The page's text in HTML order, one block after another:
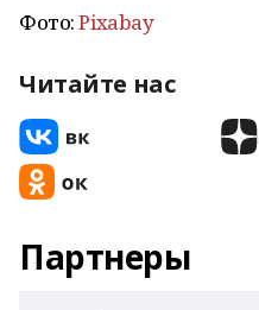
Фото:Рixabay
Читайте нас
Партнеры